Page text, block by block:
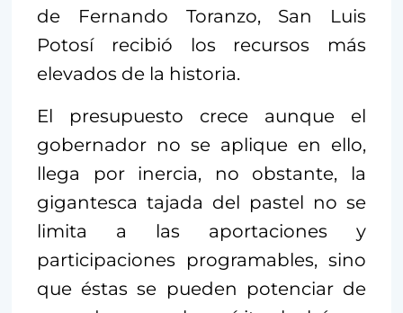
de Fernando Toranzo, San Luis
Potosí recibió los recursos más
elevados de la historia.
El presupuesto crece aunque el
gobernador no se aplique en ello,
llega por inercia, no obstante, la
gigantesca tajada del pastel no se
limita a las aportaciones y
participaciones programables, sino
que éstas se pueden potenciar de